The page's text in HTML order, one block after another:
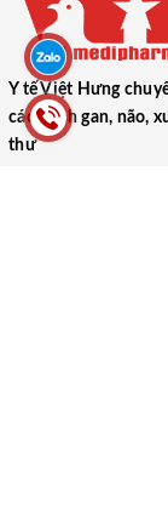
Y tế Việt Hưng
các bệnh gan, não,
thư